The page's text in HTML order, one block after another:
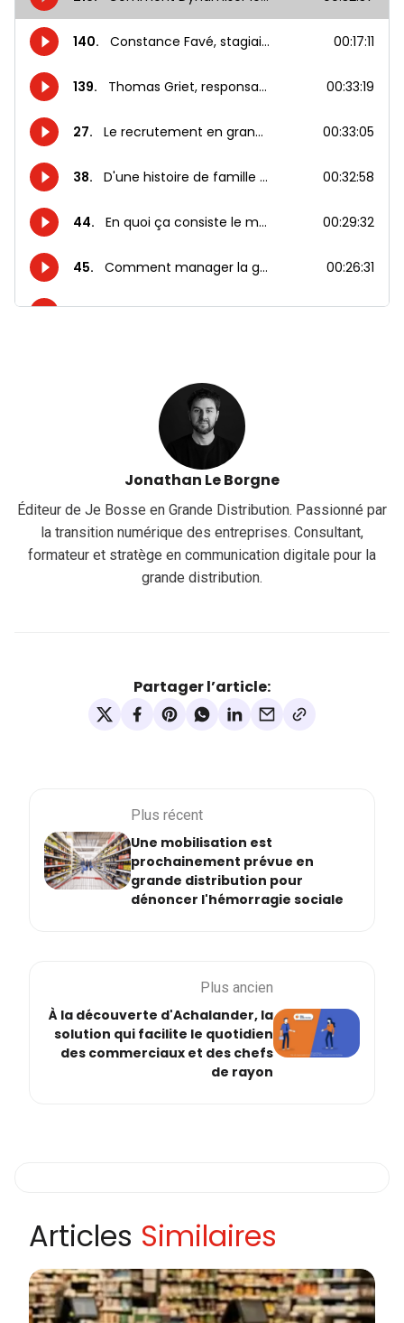
Jonathan Le Borgne
Éditeur de Je Bosse en Grande Distribution. Passionné par
la transition numérique des entreprises. Consultant,
formateur et stratège en communication digitale pour la
grande distribution.
Partager l’article:
Plus récent
Une mobilisation est
prochainement prévue en
grande distribution pour
dénoncer l'hémorragie sociale
Plus ancien
À la découverte d'Achalander, la
solution qui facilite le quotidien
des commerciaux et des chefs
de rayon
Articles Similaires